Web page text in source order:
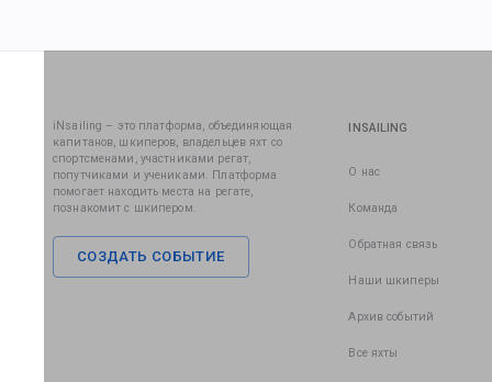
iNsailing – это платформа, объединяющая
капитанов, шкиперов, владельцев яхт со
спортсменами, участниками регат,
попутчиками и учениками. Платформа
помогает находить места на регате,
познакомит с шкипером.
СОЗДАТЬ СОБЫТИЕ
INSAILING
О нас
Команда
Обратная связь
Наши шкиперы
Архив событий
Все яхты